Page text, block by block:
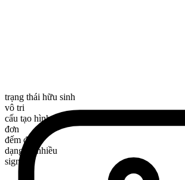
trạng thái hữu sinh
vô tri
cấu tạo hình thái
đơn
đếm được
dạng số nhiều
signs